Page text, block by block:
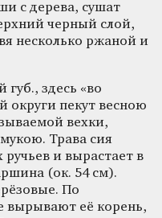
с дерева, сушат
черный слой,
несколько ржаной и
губ., здесь «во
округи пекут весною
вехки,
Трава сия
и вырастает в
(ок. 54 см).
По
вырывают её корень,